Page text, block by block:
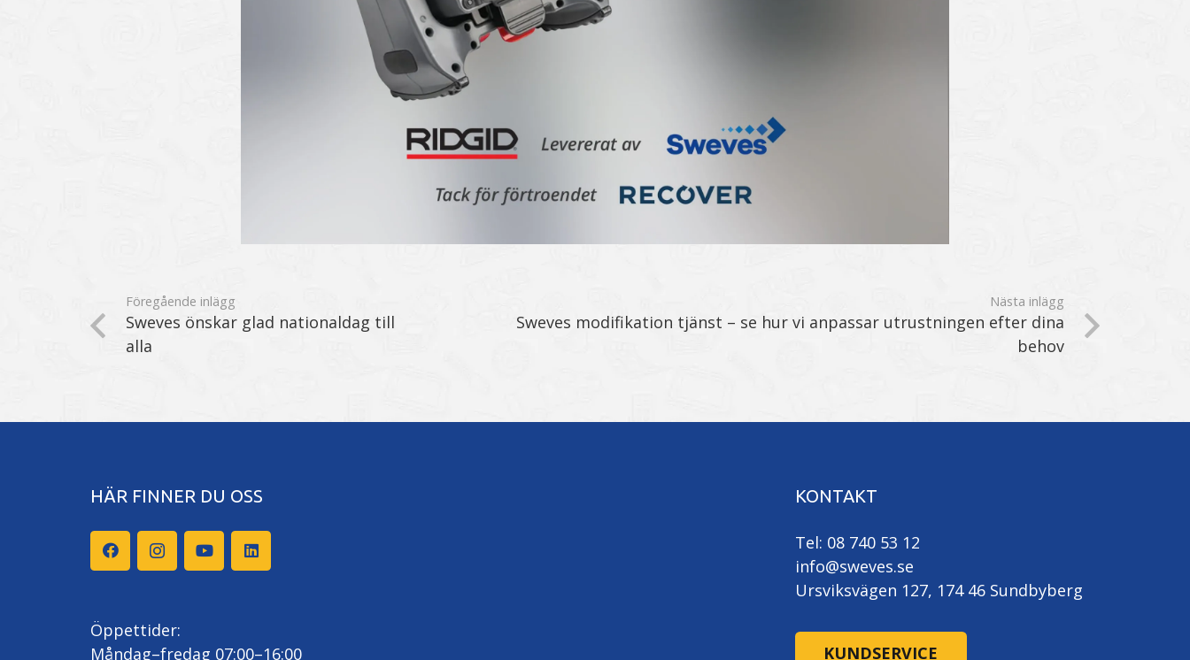
Föregående inlägg
Sweves önskar glad nationaldag till
alla
Nästa inlägg
Sweves modifikation tjänst – se hur vi anpassar utrustningen efter dina
behov
HÄR FINNER DU OSS
Öppettider:
Måndag–fredag 07:00–16:00
KONTAKT
Tel: 08 740 53 12
info@sweves.se
Ursviksvägen 127, 174 46 Sundbyberg
KUNDSERVICE